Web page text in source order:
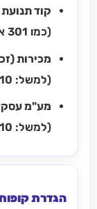
קוד
(כמו 301 או 302) עבור תנועת הכנסה.
מכירות
(למשל: 4110).
מע"מ
(למשל: 5110).
הגדרת